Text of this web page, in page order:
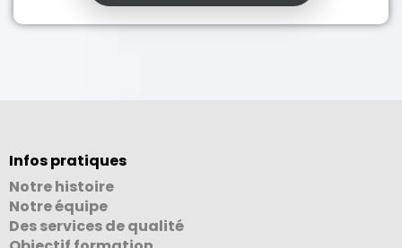
Infos pratiques
Notre histoire
Notre équipe
Des services de qualité